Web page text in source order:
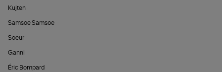
Kujten
Samsoe Samsoe
Soeur
Ganni
Éric Bompard